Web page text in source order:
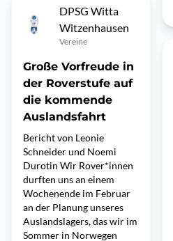
DPSG Witta
Witzenhausen
Vereine
Große Vorfreude in
der Roverstufe auf
die kommende
Auslandsfahrt
Bericht von Leonie
Schneider und Noemi
Durotin Wir Rover*innen
durften uns an einem
Wochenende im Februar
an der Planung unseres
Auslandslagers, das wir im
Sommer in Norwegen